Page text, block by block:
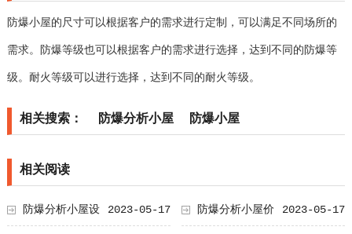
防爆小屋的尺寸可以根据客户的需求进行定制，可以满足不同场所的
需求。防爆等级也可以根据客户的需求进行选择，达到不同的防爆等
级。耐火等级可以进行选择，达到不同的耐火等级。
相关搜索： 防爆分析小屋 防爆小屋
相关阅读
2023-05-17
防爆分析小屋设 免泄露？ 2023-05-17
防爆分析小屋价